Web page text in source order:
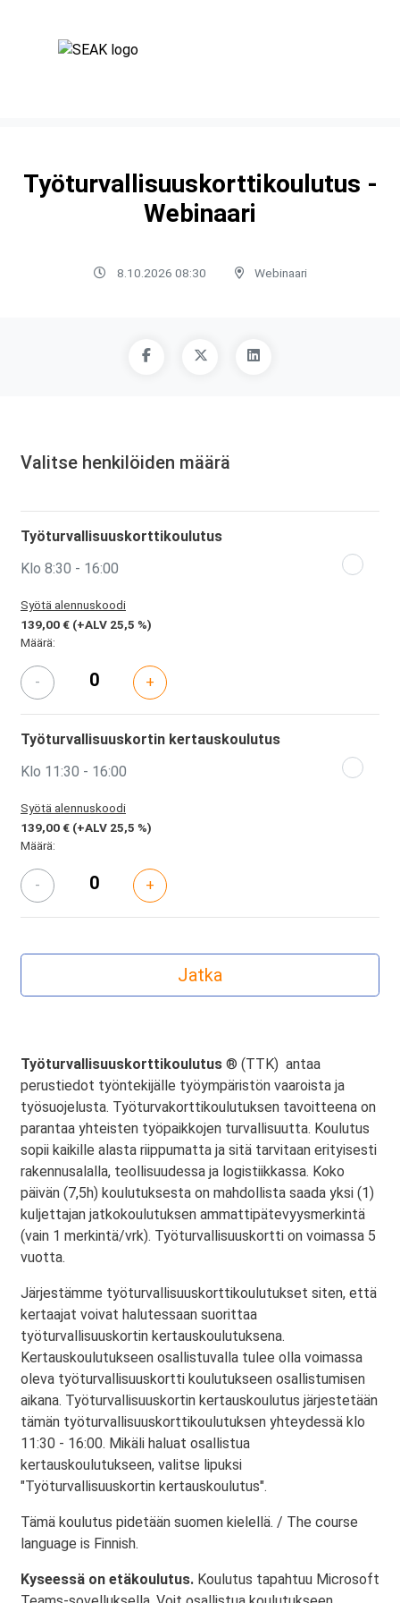
Työturvallisuuskorttikoulutus -
Webinaari
8.10.2026 08:30 Webinaari
Valitse henkilöiden määrä
Työturvallisuuskorttikoulutus
Klo 8:30 - 16:00
Syötä alennuskoodi
139,00 € (+ALV 25,5 %)
Määrä:
- +
Työturvallisuuskortin kertauskoulutus
Klo 11:30 - 16:00
Syötä alennuskoodi
139,00 € (+ALV 25,5 %)
Määrä:
- +
Työturvallisuuskorttikoulutus ® (TTK) antaa
perustiedot työntekijälle työympäristön vaaroista ja
työsuojelusta. Työturvakorttikoulutuksen tavoitteena on
parantaa yhteisten työpaikkojen turvallisuutta. Koulutus
sopii kaikille alasta riippumatta ja sitä tarvitaan erityisesti
rakennusalalla, teollisuudessa ja logistiikkassa. Koko
päivän (7,5h) koulutuksesta on mahdollista saada yksi (1)
kuljettajan jatkokoulutuksen ammattipätevyysmerkintä
(vain 1 merkintä/vrk). Työturvallisuuskortti on voimassa 5
vuotta.
Järjestämme työturvallisuuskorttikoulutukset siten, että
kertaajat voivat halutessaan suorittaa
työturvallisuuskortin kertauskoulutuksena.
Kertauskoulutukseen osallistuvalla tulee olla voimassa
oleva työturvallisuuskortti koulutukseen osallistumisen
aikana. Työturvallisuuskortin kertauskoulutus järjestetään
tämän työturvallisuuskorttikoulutuksen yhteydessä klo
11:30 - 16:00. Mikäli haluat osallistua
kertauskoulutukseen, valitse lipuksi
"Työturvallisuuskortin kertauskoulutus".
Tämä koulutus pidetään suomen kielellä. / The course
language is Finnish.
Kyseessä on etäkoulutus. Koulutus tapahtuu Microsoft